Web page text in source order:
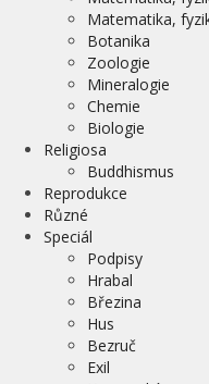
Matematika,
Botanika
Zoologie
Mineralogie
Chemie
Biologie
Religiosa
Buddhismus
Reprodukce
Různé
Speciál
Podpisy
Hrabal
Březina
Hus
Bezruč
Exil